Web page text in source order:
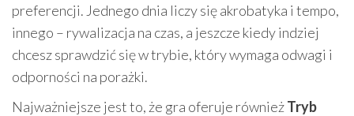
preferencji. Jednego dnia liczy się akrobatyka i tempo,
innego – rywalizacja na czas, a jeszcze kiedy indziej
chcesz sprawdzić się w trybie, który wymaga odwagi i
odporności na porażki.
Najważniejsze jest to, że gra oferuje równieżTryb